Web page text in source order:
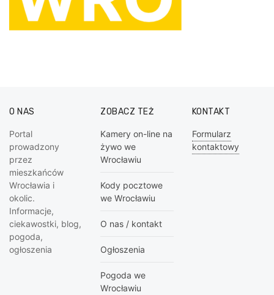
O NAS
Portal
prowadzony
przez
mieszkańców
Wrocławia i
okolic.
Informacje,
ciekawostki, blog,
pogoda,
ogłoszenia
ZOBACZ TEŻ
Kamery on-line na
żywo we
Wrocławiu
Kody pocztowe
we Wrocławiu
O nas / kontakt
Ogłoszenia
Pogoda we
Wrocławiu
KONTAKT
Formularz
kontaktowy